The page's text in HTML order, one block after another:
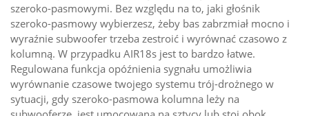
szeroko-pasmowymi. Bez względu na to, jaki głośnik
szeroko-pasmowy wybierzesz, żeby bas zabrzmiał mocno i
wyraźnie subwoofer trzeba zestroić i wyrównać czasowo z
kolumną. W przypadku AIR18s jest to bardzo łatwe.
Regulowana funkcja opóźnienia sygnału umożliwia
wyrównanie czasowe twojego systemu trój-drożnego w
sytuacji, gdy szeroko-pasmowa kolumna leży na